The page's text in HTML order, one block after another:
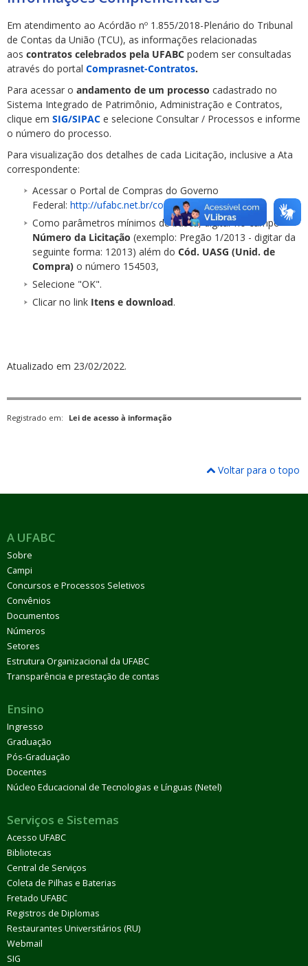
Em atendimento ao Acórdão nº 1.855/2018-Plenário do Tribunal
de Contas da União (TCU), as informações relacionadas
aos contratos celebrados pela UFABC podem ser consultadas
através do portal Comprasnet-Contratos.
Para acessar o andamento de um processo cadastrado no
Sistema Integrado de Patrimônio, Administração e Contratos,
clique em SIG/SIPAC e selecione Consultar / Processos e informe
o número do processo.
Para visualização dos detalhes de cada Licitação, inclusive a Ata
correspondente:
Acessar o Portal de Compras do Governo
Federal: http://ufabc.net.br/comprasnet
Como parâmetros mínimos de busca, digitar no campo
Número da Licitação (exemplo: Pregão 1/2013 - digitar da
seguinte forma: 12013) além do Cód. UASG (Unid. de
Compra) o número 154503,
Selecione "OK".
Clicar no link Itens e download.
Atualizado em 23/02/2022.
Registrado em: Lei de acesso à informação
Voltar para o topo
A UFABC
Sobre
Campi
Concursos e Processos Seletivos
Convênios
Documentos
Números
Setores
Estrutura Organizacional da UFABC
Transparência e prestação de contas
Ensino
Ingresso
Graduação
Pós-Graduação
Docentes
Núcleo Educacional de Tecnologias e Línguas (Netel)
Serviços e Sistemas
Acesso UFABC
Bibliotecas
Central de Serviços
Coleta de Pilhas e Baterias
Fretado UFABC
Registros de Diplomas
Restaurantes Universitários (RU)
Webmail
SIG